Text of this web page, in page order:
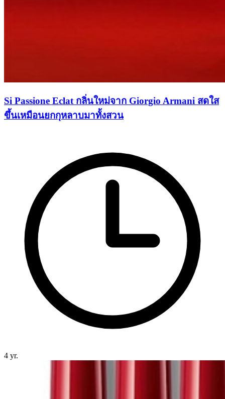
Si Passione Eclat กลิ่นใหม่จาก Giorgio Armani สดใส
ขึ้นเหมือนยกกุหลาบมาทั้งสวน
4 yr.